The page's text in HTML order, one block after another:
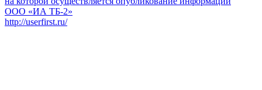
ООО «ИА ТБ-2»
http://userfirst.ru/